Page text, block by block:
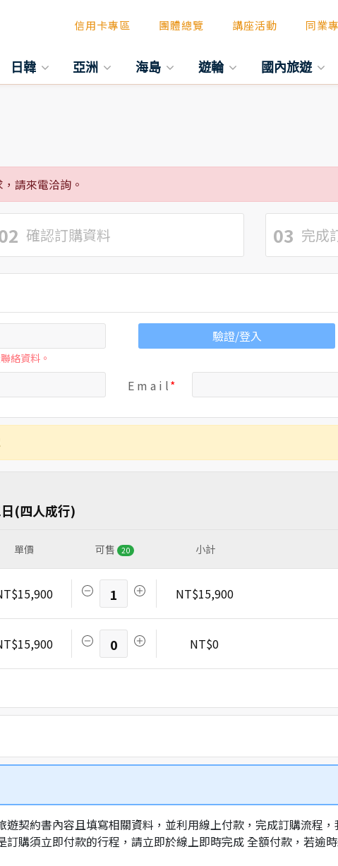
信用卡專區 團體總覽 講座活動 同業
日韓 亞洲 海島 遊輪 國內旅遊
請來電洽詢。
確認訂購資料 03 完成
絡資料。
驗證/登入
E m a i l
(四人成行)
單價 可售 20 小計
1 NT$15,900
0 NT$0
契約書內容且填寫相關資料，並利用線上付款，完成訂購流程
購須立即付款的行程，請立即於線上即時完成 全額付款，若逾